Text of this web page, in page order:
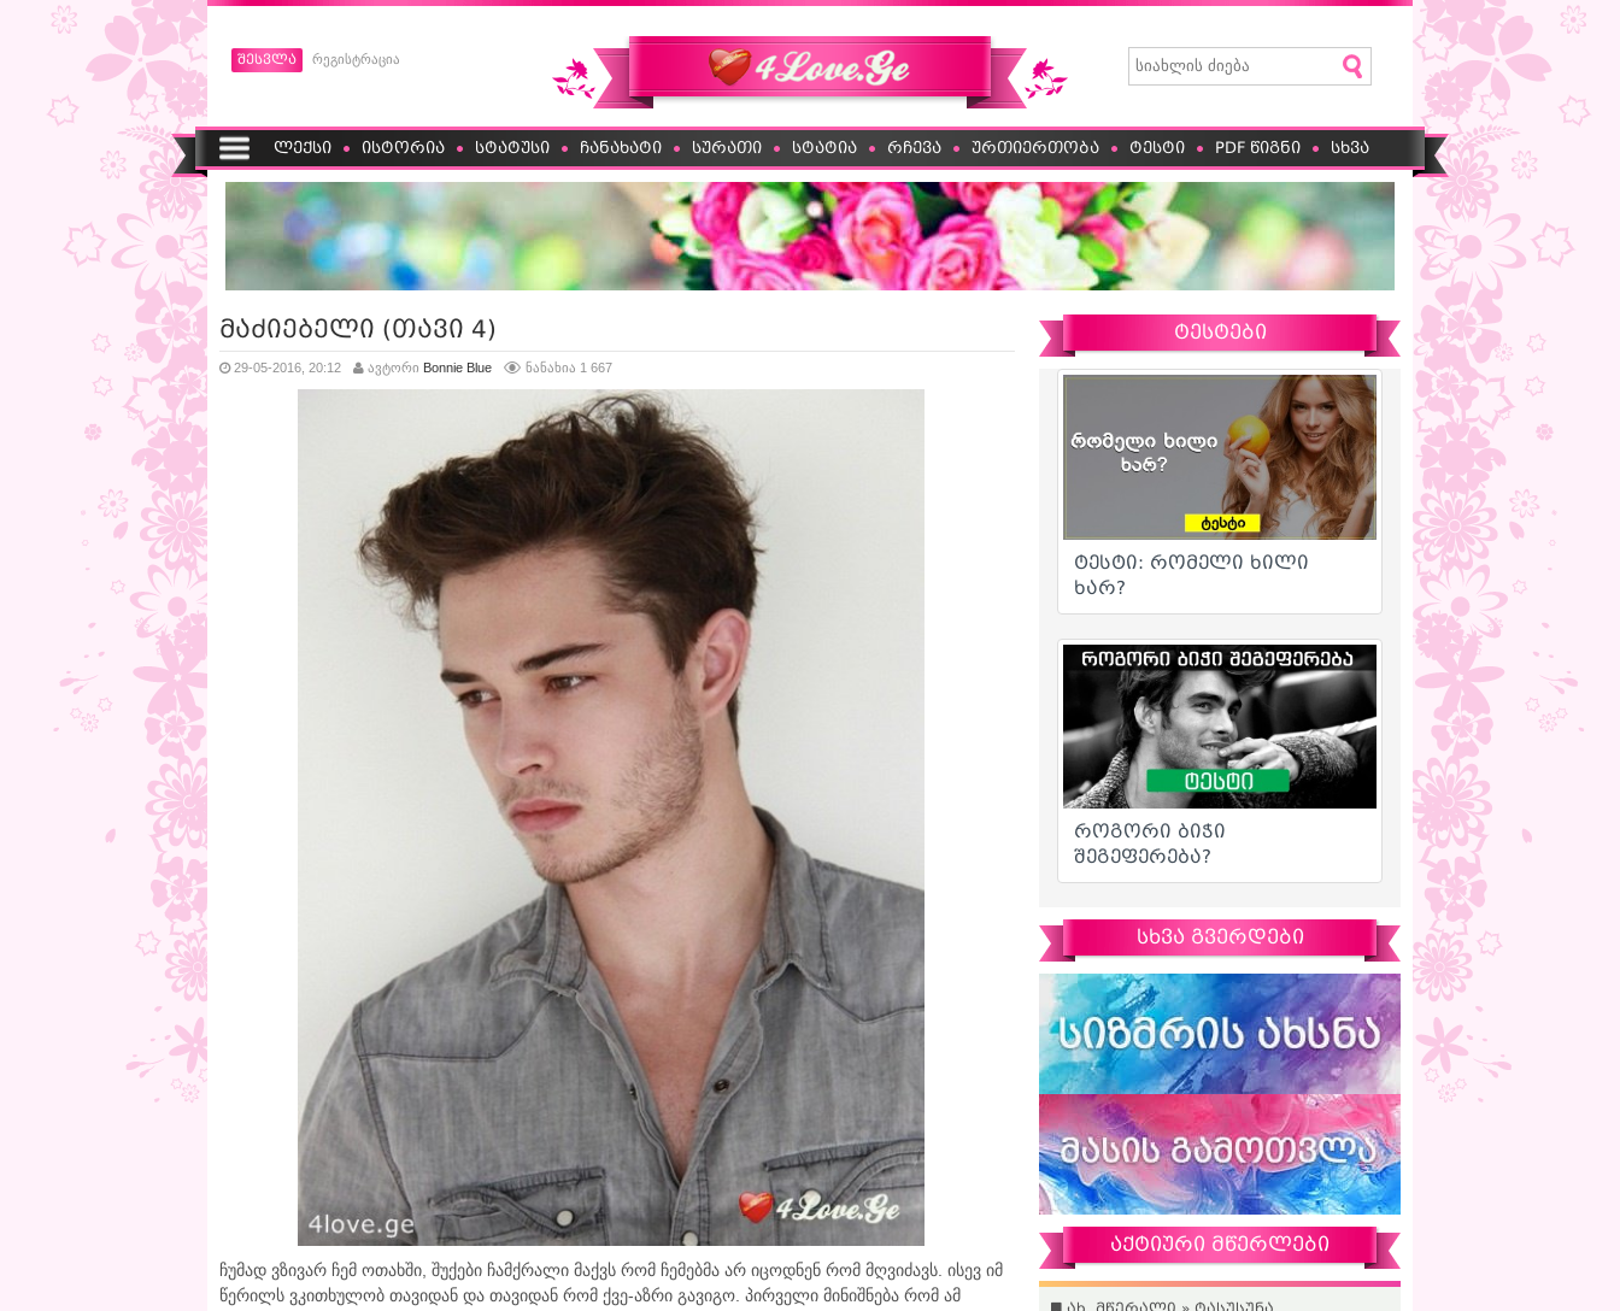
შესვლა რეგისტრაცია
ლექსი ისტორია სტატუსი ჩანახატი სურათი სტატია რჩევა ურთიერთობა ტესტი PDF წიგნი სხვა
მაძიებელი (თავი 4)
29-05-2016, 20:12 ავტორი Bonnie Blue ნანახია 1 667
ჩუმად ვზივარ ჩემ ოთახში, შუქები ჩამქრალი მაქვს რომ ჩემებმა არ იცოდნენ რომ მღვიძავს. ისევ იმ
წერილს ვკითხულობ თავიდან და თავიდან რომ ქვე-აზრი გავიგო. პირველი მინიშნება რომ ამ
ტესტები
სხვა გვერდები
აქტიური მწერლები